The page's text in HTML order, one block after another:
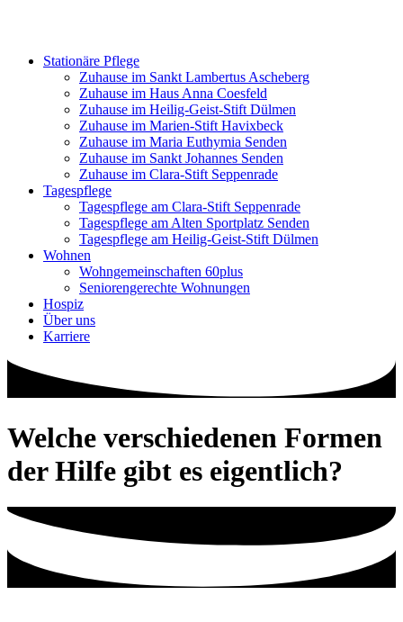
Stationäre Pflege
Zuhause im Sankt Lambertus Ascheberg
Zuhause im Haus Anna Coesfeld
Zuhause im Heilig-Geist-Stift Dülmen
Zuhause im Marien-Stift Havixbeck
Zuhause im Maria Euthymia Senden
Zuhause im Sankt Johannes Senden
Zuhause im Clara-Stift Seppenrade
Tagespflege
Tagespflege am Clara-Stift Seppenrade
Tagespflege am Alten Sportplatz Senden
Tagespflege am Heilig-Geist-Stift Dülmen
Wohnen
Wohngemeinschaften 60plus
Seniorengerechte Wohnungen
Hospiz
Über uns
Karriere
Welche verschiedenen Formen
der Hilfe gibt es eigentlich?